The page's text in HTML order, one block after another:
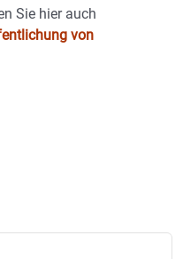
Sie hier auch
von